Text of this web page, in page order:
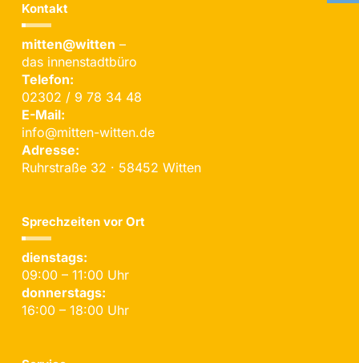
Kontakt
mitten@witten –
das innenstadtbüro
Telefon:
02302 / 9 78 34 48
E-Mail:
info@mitten-witten.de
Adresse:
Ruhrstraße 32 · 58452 Witten
Sprechzeiten vor Ort
dienstags:
09:00 – 11:00 Uhr
donnerstags:
16:00 – 18:00 Uhr